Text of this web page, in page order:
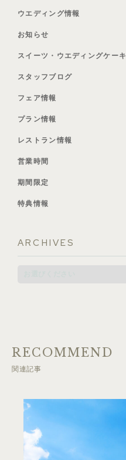
ウエディング情報
お知らせ
スイーツ・ウエディングケーキ
スタッフブログ
フェア情報
プラン情報
レストラン情報
営業時間
期間限定
特典情報
ARCHIVES
RECOMMEND
関連記事